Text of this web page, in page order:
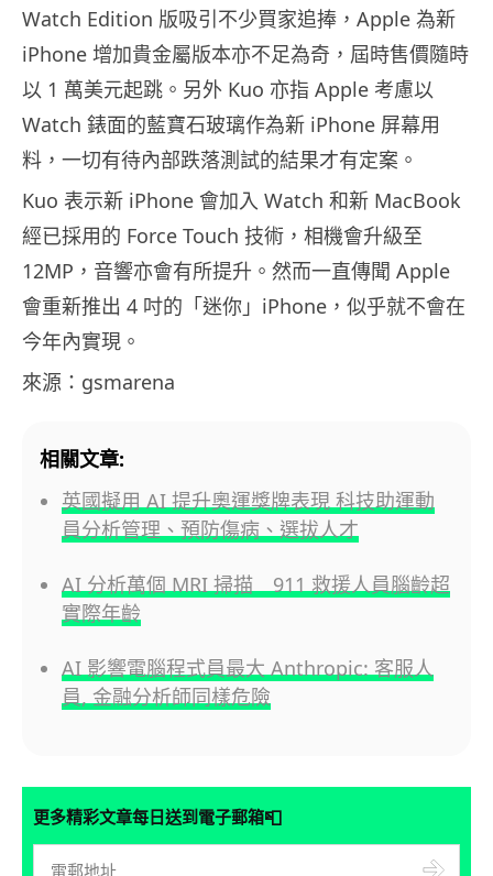
Watch Edition 版吸引不少買家追捧，Apple 為新
iPhone 增加貴金屬版本亦不足為奇，屆時售價隨時
以 1 萬美元起跳。另外 Kuo 亦指 Apple 考慮以
Watch 錶面的藍寶石玻璃作為新 iPhone 屏幕用
料，一切有待內部跌落測試的結果才有定案。
Kuo 表示新 iPhone 會加入 Watch 和新 MacBook
經已採用的 Force Touch 技術，相機會升級至
12MP，音響亦會有所提升。然而一直傳聞 Apple
會重新推出 4 吋的「迷你」iPhone，似乎就不會在
今年內實現。
來源：gsmarena
相關文章:
英國擬用 AI 提升奧運獎牌表現 科技助運動
員分析管理、預防傷病、選拔人才
AI 分析萬個 MRI 掃描 911 救援人員腦齡超
實際年齡
AI 影響電腦程式員最大 Anthropic: 客服人
員, 金融分析師同樣危險
更多精彩文章每日送到電子郵箱📮